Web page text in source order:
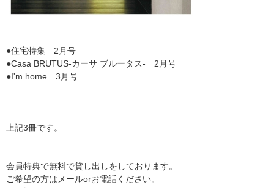
●住宅特集 2月号
●Casa BRUTUS-カーサ ブルータス- 2月号
●I'm home 3月号
上記3冊です。
会員特典で無料で貸し出しをしております。
ご希望の方はメールorお電話ください。